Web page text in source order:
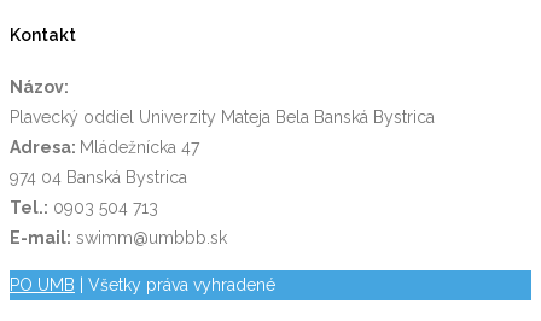
Kontakt
Názov:
Plavecký oddiel Univerzity Mateja Bela Banská Bystrica
Adresa: Mládežnícka 47
974 04 Banská Bystrica
Tel.: 0903 504 713
E-mail: swimm@umbbb.sk
PO UMB | Všetky práva vyhradené